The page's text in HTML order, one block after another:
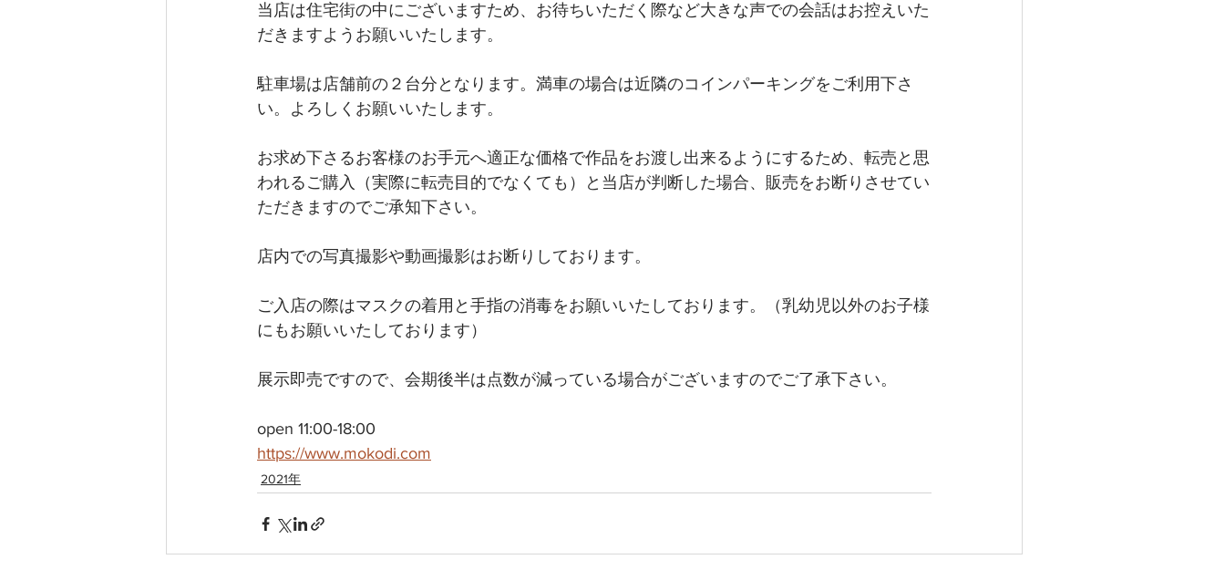
当店は住宅街の中にございますため、お待ちいただく際など大きな声での会話はお控えいた
だきますようお願いいたします。
駐車場は店舗前の２台分となります。満車の場合は近隣のコインパーキングをご利用下さ
い。よろしくお願いいたします。
お求め下さるお客様のお手元へ適正な価格で作品をお渡し出来るようにするため、転売と思
われるご購入（実際に転売目的でなくても）と当店が判断した場合、販売をお断りさせてい
ただきますのでご承知下さい。
​店内での写真撮影や動画撮影はお断りしております。
ご入店の際はマスクの着用と手指の消毒をお願いいたしております。（乳幼児以外のお子様
にもお願いいたしております）
展示即売ですので、会期後半は点数が減っている場合がございますのでご了承下さい。
open 11:00-18:00
https://www.mokodi.com
2021年